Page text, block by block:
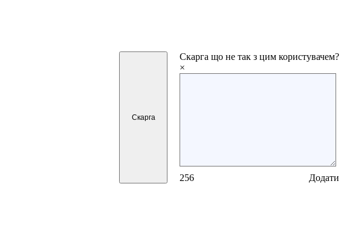
Скарга
Скарга що не так з цим користувачем?
×
256
Додати